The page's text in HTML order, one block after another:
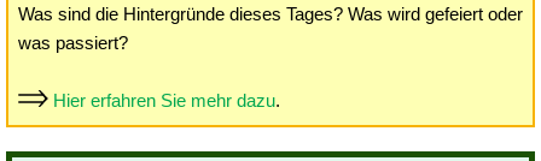
Was sind die Hintergründe dieses Tages? Was wird gefeiert oder
was passiert?
Hier erfahren Sie mehr dazu.